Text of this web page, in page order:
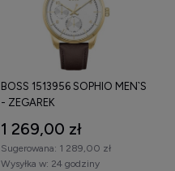
BOSS 1513956 SOPHIO MEN`S
- ZEGAREK
1 269,00 zł
Wysyłka w: 24 godziny
Sugerowana: 1 289,00 zł